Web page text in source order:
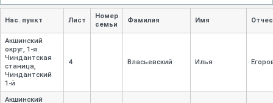
Нас. пункт Лист
Номер
семьи
Фамилия Имя
Акшинский
округ, 1-я
Чиндантская
станица,
Чиндантский
1-й
4 Власьевский Илья
Акшинский